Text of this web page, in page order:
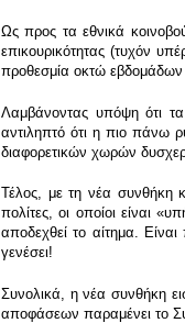
Ως προς τα εθνικά
επικουρικότητας (τυχόν
προθεσμία οκτώ εβδομάδων
Λαμβάνοντας υπόψη ότι
αντιληπτό ότι η πιο πάνω
διαφορετικών χωρών
Τέλος, με τη νέα συνθήκη
πολίτες, οι οποίοι είναι
αποδεχθεί το αίτημα.
γενέσει!
Συνολικά, η νέα συνθήκη
αποφάσεων παραμένει το